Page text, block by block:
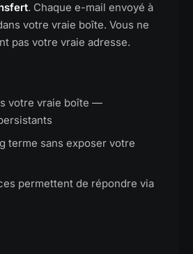
. Chaque e-mail envoyé à
votre vraie boîte. Vous ne
pas votre vraie adresse.
votre vraie boîte —
terme sans exposer votre
permettent de répondre via